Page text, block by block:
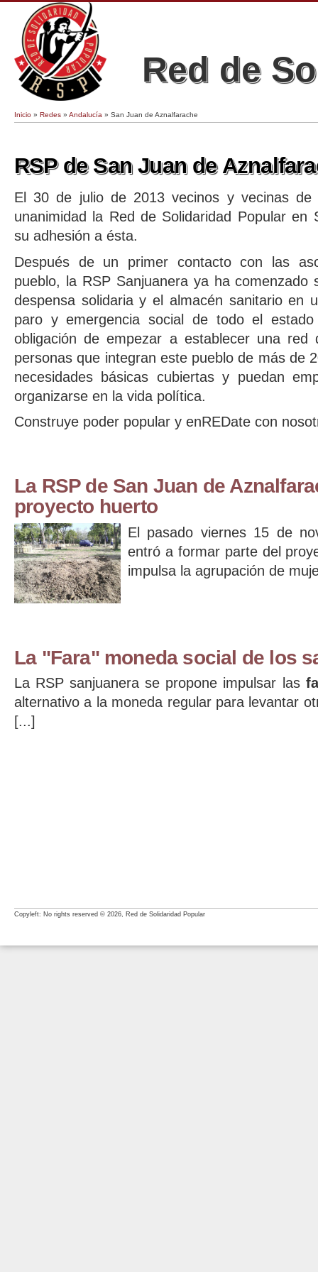
Red de
Se encuentra usted aquí
Inicio » Redes » Andalucía » San Juan de Aznalfarache
RSP de San Juan de
El 30 de julio de 2013 vecinos y vecinas de
unanimidad la Red de Solidaridad Popular en
su adhesión a ésta.
Después de un primer contacto con las
pueblo, la RSP Sanjuanera ya ha comenzado
despensa solidaria y el almacén sanitario en
paro y emergencia social de todo el
obligación de empezar a establecer una red
personas que integran este pueblo de más de
necesidades básicas cubiertas y puedan
organizarse en la vida política.
Construye poder popular y enREDate con
La RSP de San Juan de
proyecto huerto
El pasado viernes 15 de
entró a formar parte del
impulsa la agrupación de
La "Fara" moneda social de los
La RSP sanjuanera se propone impulsar las
alternativo a la moneda regular para levantar
[...]
Copyleft: No rights reserved © 2026, Red de Solidaridad Popular